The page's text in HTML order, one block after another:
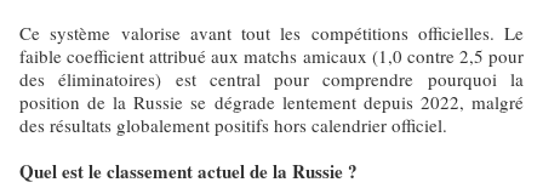
Ce système valorise avant tout les compétitions officielles. Le
faible coefficient attribué aux matchs amicaux (1,0 contre 2,5 pour
des éliminatoires) est central pour comprendre pourquoi la
position de la Russie se dégrade lentement depuis 2022, malgré
des résultats globalement positifs hors calendrier officiel.
Quel est le classement actuel de la Russie ?